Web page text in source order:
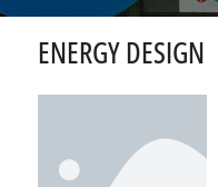
ENERGY DESIGN